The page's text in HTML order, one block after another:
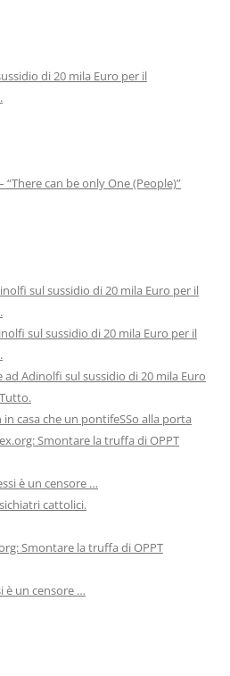
di 20 mila Euro per il
“There can be only One (People)”
sul sussidio di 20 mila Euro per il
sul sussidio di 20 mila Euro per il
ad Adinolfi sul sussidio di 20 mila Euro
casa che un pontifeSSo alla porta
Smontare la truffa di OPPT
è un censore …
cattolici.
Smontare la truffa di OPPT
è un censore …